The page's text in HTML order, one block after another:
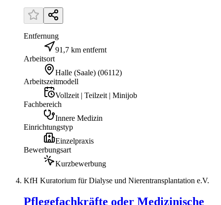
Entfernung
91,7 km entfernt
Arbeitsort
Halle (Saale) (06112)
Arbeitszeitmodell
Vollzeit | Teilzeit | Minijob
Fachbereich
Innere Medizin
Einrichtungstyp
Einzelpraxis
Bewerbungsart
Kurzbewerbung
KfH Kuratorium für Dialyse und Nierentransplantation e.V.
Pflegefachkräfte oder Medizinische